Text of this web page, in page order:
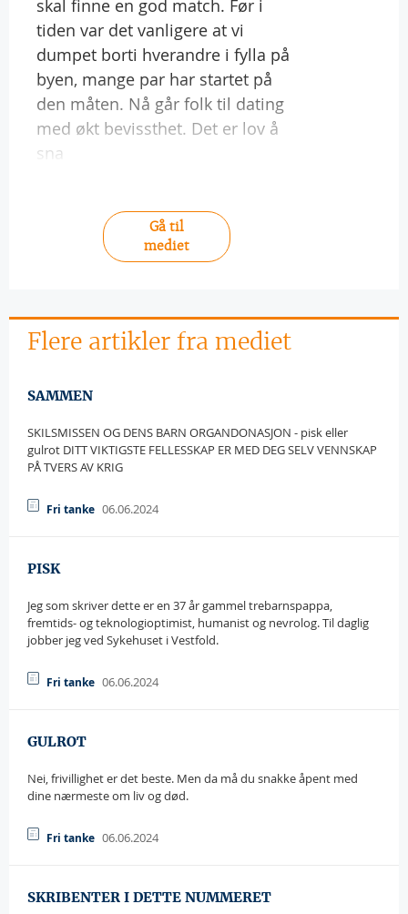
skal finne en god match. Før i
tiden var det vanligere at vi
dumpet borti hverandre i fylla på
byen, mange par har startet på
den måten. Nå går folk til dating
med økt bevissthet. Det er lov å
sna
Gå til
mediet
Flere artikler fra mediet
SAMMEN
SKILSMISSEN OG DENS BARN ORGANDONASJON - pisk eller
gulrot DITT VIKTIGSTE FELLESSKAP ER MED DEG SELV VENNSKAP
PÅ TVERS AV KRIG
Fri tanke 06.06.2024
PISK
Jeg som skriver dette er en 37 år gammel trebarnspappa,
fremtids- og teknologioptimist, humanist og nevrolog. Til daglig
jobber jeg ved Sykehuset i Vestfold.
Fri tanke 06.06.2024
GULROT
Nei, frivillighet er det beste. Men da må du snakke åpent med
dine nærmeste om liv og død.
Fri tanke 06.06.2024
SKRIBENTER I DETTE NUMMERET